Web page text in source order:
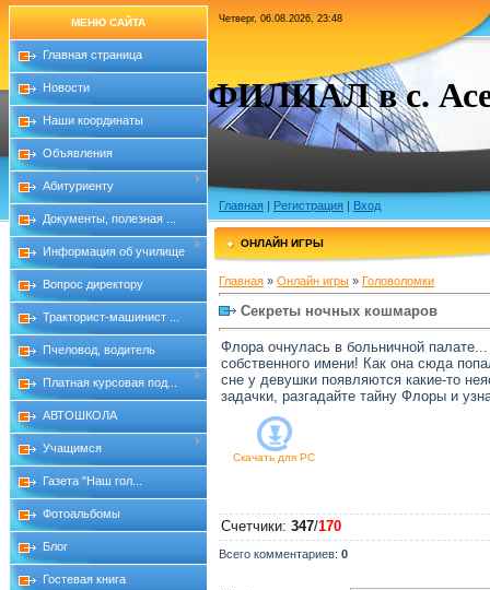
МЕНЮ САЙТА
Главная страница
Новости
Наши координаты
Объявления
Абитуриенту
Документы, полезная ...
Информация об училище
Вопрос директору
Тракторист-машинист ...
Пчеловод, водитель
Платная курсовая под...
АВТОШКОЛА
Учащимся
Газета "Наш гол...
Фотоальбомы
Блог
Гостевая книга
Четверг, 06.08.2026, 23:48
ФИЛИАЛ в с.
Главная | Регистрация | Вход
ОНЛАЙН ИГРЫ
Главная » Онлайн игры » Головоломки
Секреты ночных кошмаров
Флора очнулась в больничной
собственного имени! Как она сюда
сне у девушки появляются какие-то
задачки, разгадайте тайну Флоры и
Скачать для PC
Счетчики: 347/170
Всего комментариев: 0